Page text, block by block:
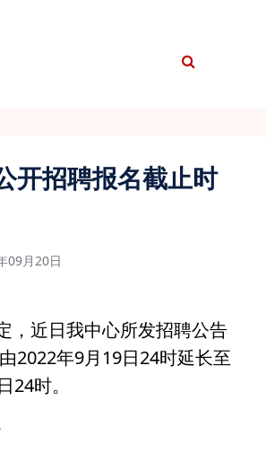
开招聘报名截止时
09月20日
近日我中心所发招聘公告
2022年9月19日24时延长至
24时。